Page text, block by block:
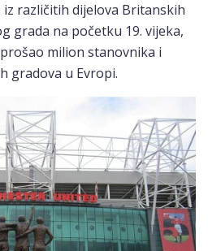
različitih dijelova Britanskih
grada na početku 19. vijeka,
milion stanovnika i
gradova u Evropi.